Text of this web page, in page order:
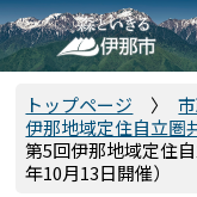
こ
の
ペ
トップページ
伊那地域定住自立圏
第5回伊那地域定住
年10月13日開催）